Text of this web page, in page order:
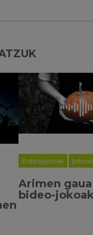
Bideojokoak
Arimen
bideo-jokoak